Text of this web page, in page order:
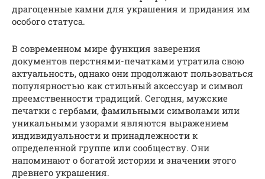
драгоценные камни для украшения и придания им
особого статуса.
В современном мире функция заверения
документов перстнями-печатками утратила свою
актуальность, однако они продолжают пользоваться
популярностью как стильный аксессуар и символ
преемственности традиций. Сегодня, мужские
печатки с гербами, фамильными символами или
уникальными узорами являются выражением
индивидуальности и принадлежности к
определенной группе или сообществу. Они
напоминают о богатой истории и значении этого
древнего украшения.